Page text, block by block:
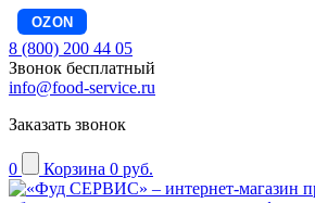
OZON
8 (800) 200 44 05
Звонок бесплатный
info@food-service.ru
Заказать звонок
0 Корзина 0 руб.